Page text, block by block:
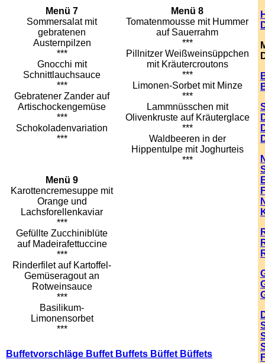
Menü 7
Sommersalat mit
gebratenen
Austernpilzen
***
Gnocchi mit
Schnittlauchsauce
***
Gebratener Zander auf
Artischockengemüse
***
Schokoladenvariation
***
Menü 8
Tomatenmousse mit Hummer
auf Sauerrahm
***
Pillnitzer Weißweinsüppchen
mit Kräutercroutons
***
Limonen-Sorbet mit Minze
***
Lammnüsschen mit
Olivenkruste auf Kräuterglace
***
Waldbeeren in der
Hippentulpe mit Joghurteis
***
Menü 9
Karottencremesuppe mit
Orange und
Lachsforellenkaviar
***
Gefüllte Zucchiniblüte
auf Madeirafettuccine
***
Rinderfilet auf Kartoffel-
Gemüseragout an
Rotweinsauce
***
Basilikum-
Limonensorbet
***
Buffetvorschläge Buffet Buffets Büffet Büffets